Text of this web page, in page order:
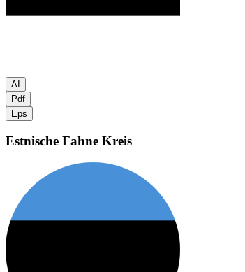
AI
Pdf
Eps
Estnische Fahne Kreis